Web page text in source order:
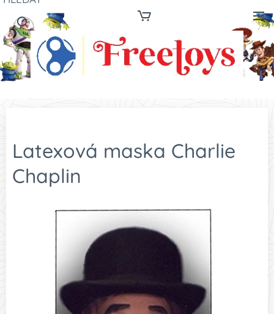
Latexová maska Charlie
Chaplin